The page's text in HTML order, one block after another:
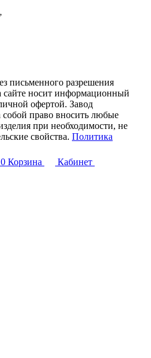
письменного разрешения
носит информационный
офертой. Завод
собой право вносить любые
при необходимости, не
свойства. Политика
0 Корзина
Кабинет